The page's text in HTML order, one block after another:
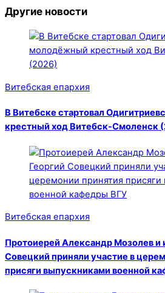
Другие новости
Витебская епархия
В Витебске стартовал
крестный ход Витебск-Смоленск
Витебская епархия
Протоиерей Александр Мозолев и
Совецкий приняли участие в
присяги выпускниками военной